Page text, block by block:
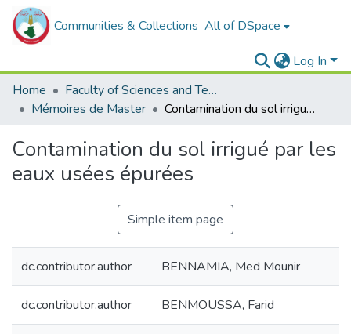
Communities & Collections All of DSpace
Log In
Home
Faculty of Sciences and Technology
Mémoires de Master
Contamination du sol irrigué par les eaux usées épurées
Contamination du sol irrigué par les
eaux usées épurées
Simple item page
dc.contributor.author BENNAMIA, Med Mounir
dc.contributor.author BENMOUSSA, Farid